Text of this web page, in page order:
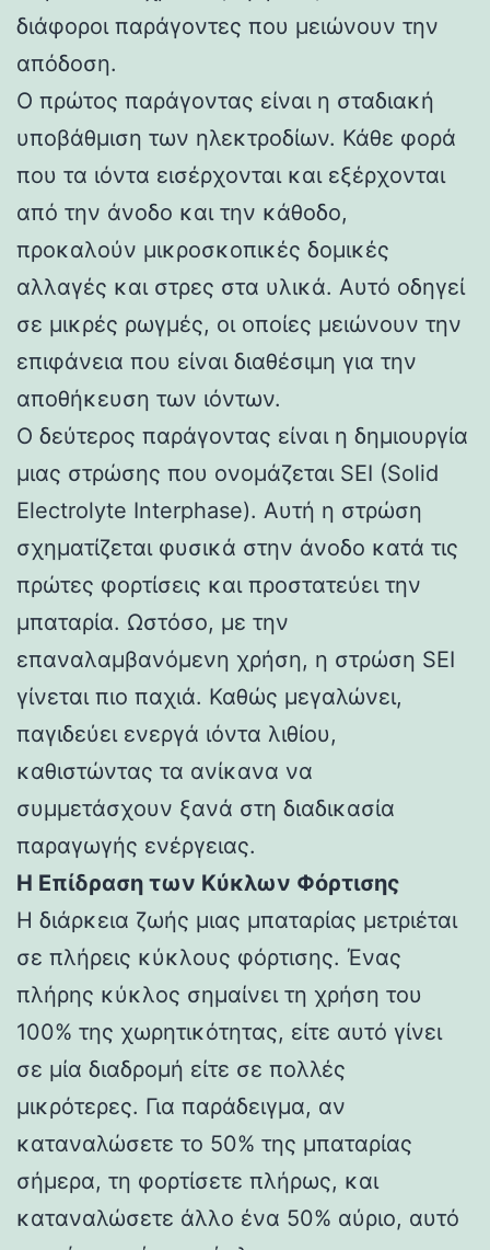
διάφοροι παράγοντες που μειώνουν την
απόδοση.
Ο πρώτος παράγοντας είναι η σταδιακή
υποβάθμιση των ηλεκτροδίων. Κάθε φορά
που τα ιόντα εισέρχονται και εξέρχονται
από την άνοδο και την κάθοδο,
προκαλούν μικροσκοπικές δομικές
αλλαγές και στρες στα υλικά. Αυτό οδηγεί
σε μικρές ρωγμές, οι οποίες μειώνουν την
επιφάνεια που είναι διαθέσιμη για την
αποθήκευση των ιόντων.
Ο δεύτερος παράγοντας είναι η δημιουργία
μιας στρώσης που ονομάζεται SEI (Solid
Electrolyte Interphase). Αυτή η στρώση
σχηματίζεται φυσικά στην άνοδο κατά τις
πρώτες φορτίσεις και προστατεύει την
μπαταρία. Ωστόσο, με την
επαναλαμβανόμενη χρήση, η στρώση SEI
γίνεται πιο παχιά. Καθώς μεγαλώνει,
παγιδεύει ενεργά ιόντα λιθίου,
καθιστώντας τα ανίκανα να
συμμετάσχουν ξανά στη διαδικασία
παραγωγής ενέργειας.
Η Επίδραση των Κύκλων Φόρτισης
Η διάρκεια ζωής μιας μπαταρίας μετριέται
σε πλήρεις κύκλους φόρτισης. Ένας
πλήρης κύκλος σημαίνει τη χρήση του
100% της χωρητικότητας, είτε αυτό γίνει
σε μία διαδρομή είτε σε πολλές
μικρότερες. Για παράδειγμα, αν
καταναλώσετε το 50% της μπαταρίας
σήμερα, τη φορτίσετε πλήρως, και
καταναλώσετε άλλο ένα 50% αύριο, αυτό